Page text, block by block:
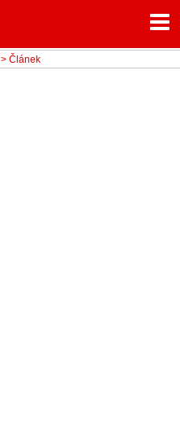
> Článek